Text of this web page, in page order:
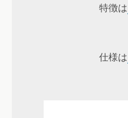
特徴は
仕様は